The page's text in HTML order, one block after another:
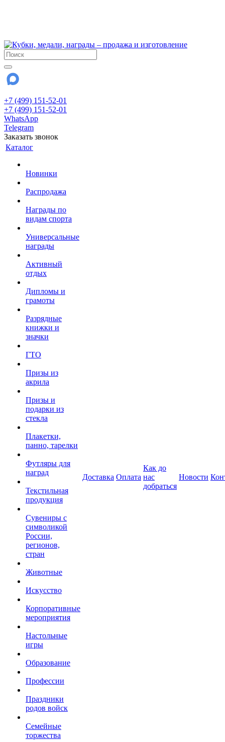
+7 (499) 151-52-01
+7 (499) 151-52-01
WhatsApp
Telegram
Заказать звонок
Каталог
Новинки
Распродажа
Награды по
видам спорта
Универсальные
награды
Активный
отдых
Дипломы и
грамоты
Разрядные
книжки и
значки
ГТО
Призы из
акрила
Призы и
подарки из
стекла
Плакетки,
панно, тарелки
Футляры для
наград
Текстильная
продукция
Сувениры с
символикой
России,
регионов,
стран
Животные
Искусство
Корпоративные
мероприятия
Настольные
игры
Образование
Профессии
Праздники
родов войск
Семейные
торжества
Доставка Оплата
Как до
нас
добраться
Новости